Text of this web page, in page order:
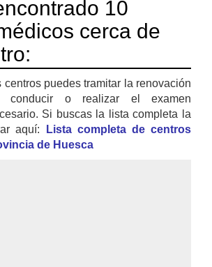
10
cerca de
centros puedes tramitar la renovación
conducir o realizar el examen
Si buscas la lista completa la
aquí:
Lista completa de centros
de Huesca